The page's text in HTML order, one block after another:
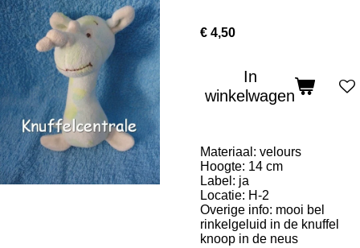
€ 4,50
In
winkelwagen
Materiaal: velours
Hoogte: 14 cm
Label: ja
Locatie: H-2
Overige info: mooi bel
rinkelgeluid in de knuffel
knoop in de neus